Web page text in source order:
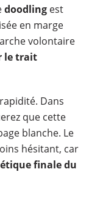
doodling est
en marge
volontaire
le trait
Dans
que cette
blanche. Le
hésitant, car
finale du